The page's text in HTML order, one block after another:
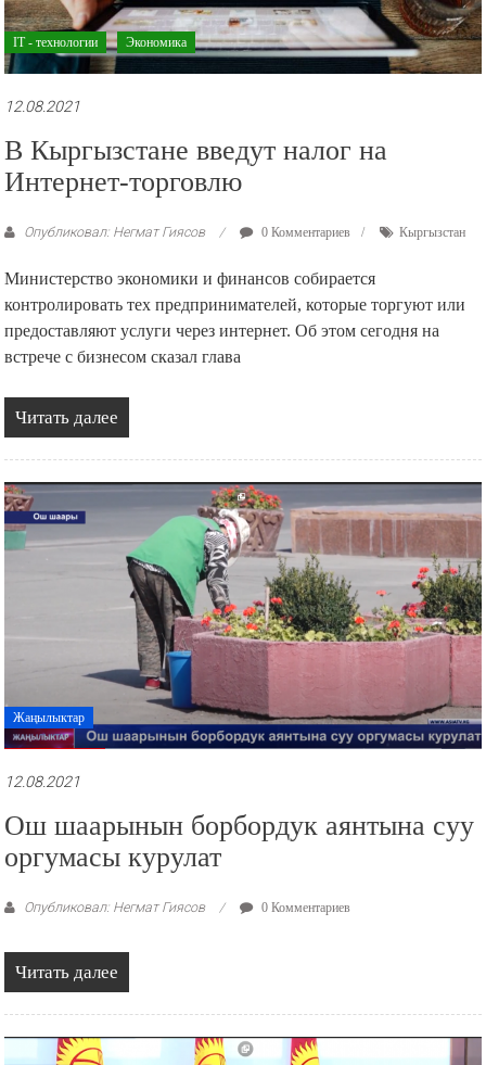
IT - технологии Экономика
12.08.2021
В Кыргызстане введут налог на
Интернет-торговлю
Опубликовал: Негмат Гиясов 0 Комментариев Кыргызстан
Министерство экономики и финансов собирается
контролировать тех предпринимателей, которые торгуют или
предоставляют услуги через интернет. Об этом сегодня на
встрече с бизнесом сказал глава
Читать далее
Жаңылыктар
12.08.2021
Ош шаарынын борбордук аянтына суу
оргумасы курулат
Опубликовал: Негмат Гиясов 0 Комментариев
Читать далее